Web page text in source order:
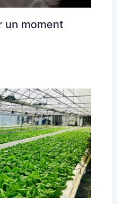
un moment